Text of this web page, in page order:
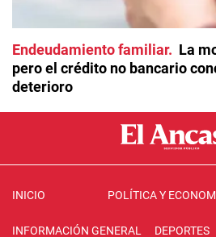
Endeudamiento familiar
La
pero el crédito no bancario
deterioro
INICIO POLÍTICA Y
INFORMACIÓN GENERAL DEPORTES